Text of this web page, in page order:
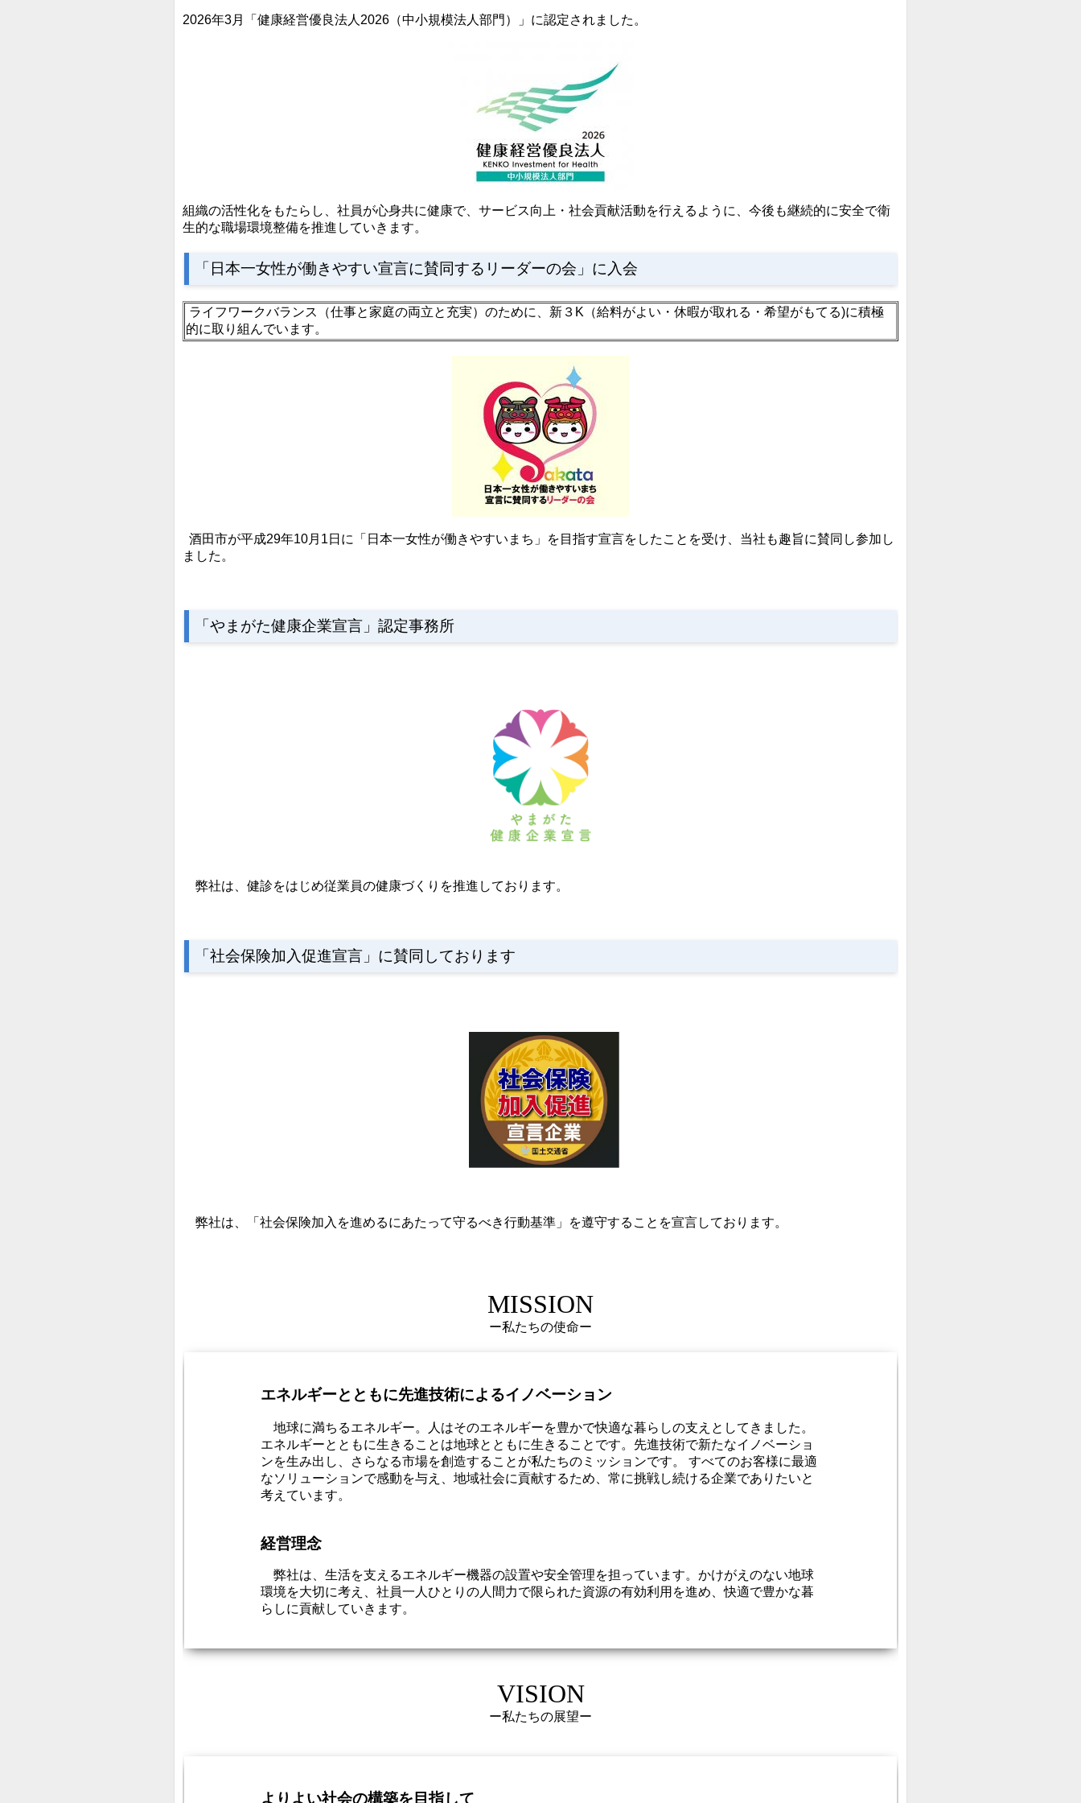
2026年3月「健康経営優良法人2026（中小規模法人部門）」に認定されました。
組織の活性化をもたらし、社員が心身共に健康で、サービス向上・社会貢献活動を行えるように、今後も継続的に安全で衛
生的な職場環境整備を推進していきます。
「日本一女性が働きやすい宣言に賛同するリーダーの会」に入会
ライフワークバランス（仕事と家庭の両立と充実）のために、新３K（給料がよい・休暇が取れる・希望がもてる)に積極
的に取り組んでいます。
酒田市が平成29年10月1日に「日本一女性が働きやすいまち」を目指す宣言をしたことを受け、当社も趣旨に賛同し参加し
ました。
「やまがた健康企業宣言」認定事務所
弊社は、健診をはじめ従業員の健康づくりを推進しております。
「社会保険加入促進宣言」に賛同しております
弊社は、「社会保険加入を進めるにあたって守るべき行動基準」を遵守することを宣言しております。
MISSION
ー私たちの使命ー
エネルギーとともに先進技術によるイノベーション
地球に満ちるエネルギー。人はそのエネルギーを豊かで快適な暮らしの支えとしてきました。
エネルギーとともに生きることは地球とともに生きることです。先進技術で新たなイノベーショ
ンを生み出し、さらなる市場を創造することが私たちのミッションです。 すべてのお客様に最適
なソリューションで感動を与え、地域社会に貢献するため、常に挑戦し続ける企業でありたいと
考えています。
経営理念
弊社は、 生活を支えるエネルギー機器の設置や安全管理を担っています。かけがえのない地球
環境を大切に考え、社員一人ひとりの人間力で限られた資源の有効利用を進め、快適で豊かな暮
らしに貢献していきます。
VISION
ー私たちの展望ー
よりよい社会の構築を目指して